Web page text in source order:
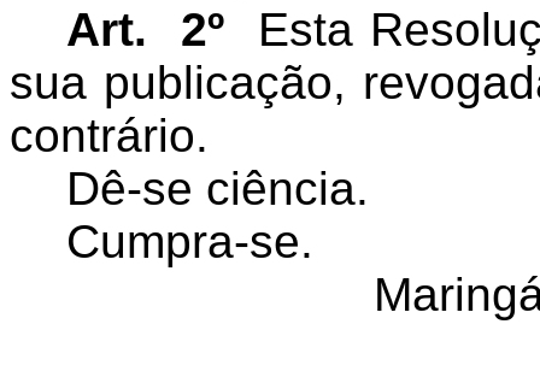
Art. 2º Esta
sua publicação,
contrário.
Dê-se ciência.
Cumpra-se.